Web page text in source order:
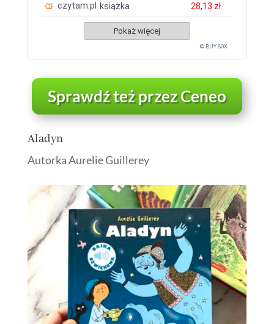
czytam.pl
książka 28,13 zł
Pokaż więcej
© BUY.BOX
Sprawdź też przez Ceneo
Aladyn
Autorka Aurelie Guillerey